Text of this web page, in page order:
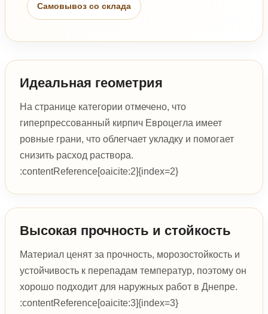
Самовывоз со склада
Идеальная геометрия
На странице категории отмечено, что
гиперпрессованный кирпич Евроцегла имеет
ровные грани, что облегчает укладку и помогает
снизить расход раствора.
:contentReference[oaicite:2]{index=2}
Высокая прочность и стойкость
Материал ценят за прочность, морозостойкость и
устойчивость к перепадам температур, поэтому он
хорошо подходит для наружных работ в Днепре.
:contentReference[oaicite:3]{index=3}